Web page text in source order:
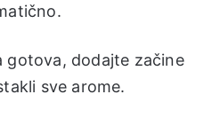
gotova, dodajte začine
sve arome.